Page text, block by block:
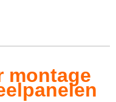
montage